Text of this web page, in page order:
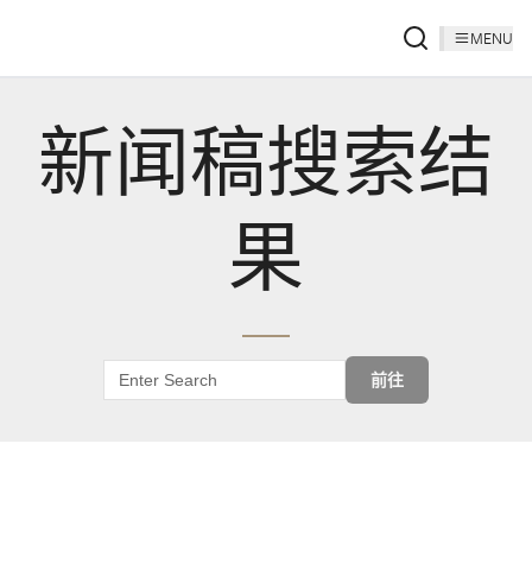
MENU
新闻稿搜索结
果
前往